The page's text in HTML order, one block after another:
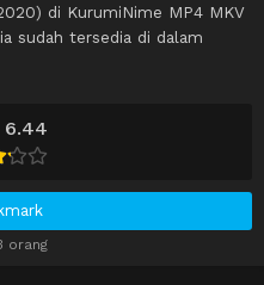
6.44
orang
di KurumiNime MP4 MKV
sudah tersedia di dalam